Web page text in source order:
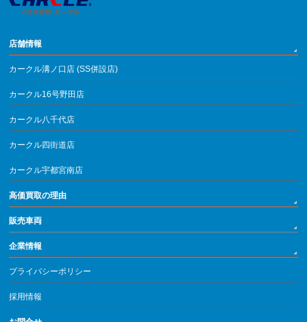
店舗情報
カークル溝ノ口店 (SS併設店)
カークル16号野田店
カークル八千代店
カークル四街道店
カークル宇都宮南店
高価買取の理由
販売車両
企業情報
プライバシーポリシー
採用情報